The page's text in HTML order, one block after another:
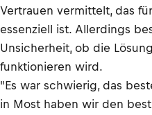
Vertrauen vermittelt, das
essenziell ist. Allerdings
Unsicherheit, ob die
funktionieren wird.
"Es war schwierig, das
in Most haben wir den